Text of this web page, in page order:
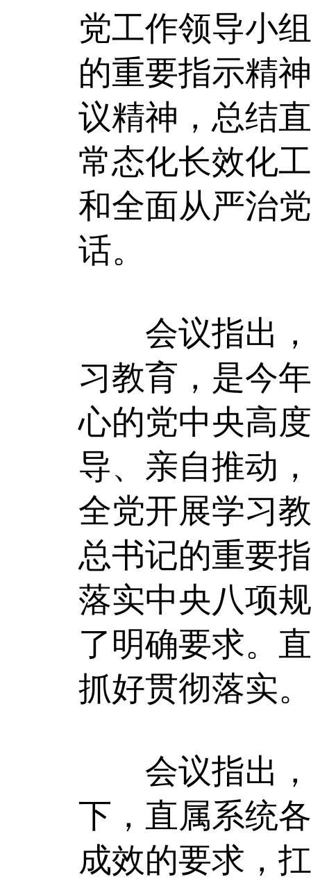
党工作领导小
的重要指示精
议精神，总结
常态化长效化
和全面从严治
话。
会议指出，
习教育，是今
心的党中央高
导、亲自推动
全党开展学习
总书记的重要
落实中央八项
了明确要求。
抓好贯彻落实。
会议指出，
下，直属系统
成效的要求，